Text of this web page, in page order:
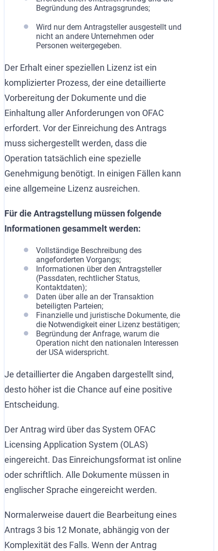
Begründung des Antragsgrundes;
Wird nur dem Antragsteller ausgestellt und
nicht an andere Unternehmen oder
Personen weitergegeben.
Der Erhalt einer speziellen Lizenz ist ein
komplizierter Prozess, der eine detaillierte
Vorbereitung der Dokumente und die
Einhaltung aller Anforderungen von OFAC
erfordert. Vor der Einreichung des Antrags
muss sichergestellt werden, dass die
Operation tatsächlich eine spezielle
Genehmigung benötigt. In einigen Fällen kann
eine allgemeine Lizenz ausreichen.
Für die Antragstellung müssen folgende
Informationen gesammelt werden:
Vollständige Beschreibung des
angeforderten Vorgangs;
Informationen über den Antragsteller
(Passdaten, rechtlicher Status,
Kontaktdaten);
Daten über alle an der Transaktion
beteiligten Parteien;
Finanzielle und juristische Dokumente, die
die Notwendigkeit einer Lizenz bestätigen;
Begründung der Anfrage, warum die
Operation nicht den nationalen Interessen
der USA widerspricht.
Je detaillierter die Angaben dargestellt sind,
desto höher ist die Chance auf eine positive
Entscheidung.
Der Antrag wird über das System OFAC
Licensing Application System (OLAS)
eingereicht. Das Einreichungsformat ist online
oder schriftlich. Alle Dokumente müssen in
englischer Sprache eingereicht werden.
Normalerweise dauert die Bearbeitung eines
Antrags 3 bis 12 Monate, abhängig von der
Komplexität des Falls. Wenn der Antrag